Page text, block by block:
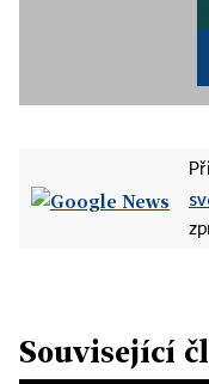
Související